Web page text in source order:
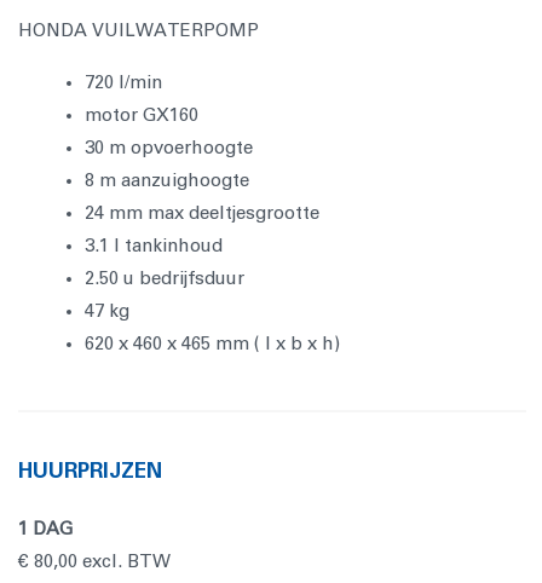
HONDA VUILWATERPOMP
720 l/min
motor GX160
30 m opvoerhoogte
8 m aanzuighoogte
24 mm max deeltjesgrootte
3.1 l tankinhoud
2.50 u bedrijfsduur
47 kg
620 x 460 x 465 mm ( l x b x h)
HUURPRIJZEN
1 DAG
€ 80,00 excl. BTW